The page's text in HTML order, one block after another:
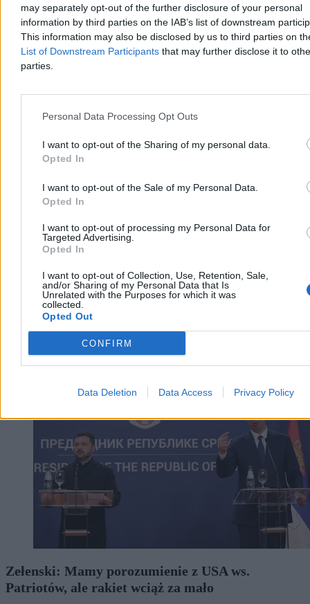
may separately opt-out of the further disclosure of your personal
information by third parties on the IAB’s list of downstream
This information may also be disclosed by us to third parties on
List of Downstream Participants that may further disclose it to
parties.
Personal Data Processing Opt Outs
I want to opt-out of the Sharing of my personal data.
Opted In
I want to opt-out of the Sale of my Personal Data.
Opted In
I want to opt-out of processing my Personal Data for
Targeted Advertising.
Opted In
I want to opt-out of Collection, Use, Retention, Sale,
and/or Sharing of my Personal Data that Is
Unrelated with the Purposes for which it was
collected.
Opted Out
CONFIRM
Data Deletion Data Access Privacy Policy
Intensywna wojna z Iranem doprowadziła do gwałtownego
uszczuplenia amerykańskich zapasów nowoczesnej broni. Zdaniem
analityków odbudowa potencjału potrwa lata, co stwarza
bezpośrednie zagrożenie dla bezpieczeństwa w Europie i Azji oraz
otwiera niebezpieczne „okno okazji” dla Moskwy i Pekinu.
Agnieszka Waś-Turecka
Reklama
Świat
Zełenski: Mamy porozumienie z USA ws.
Patriotów, ale rakiet wciąż za mało